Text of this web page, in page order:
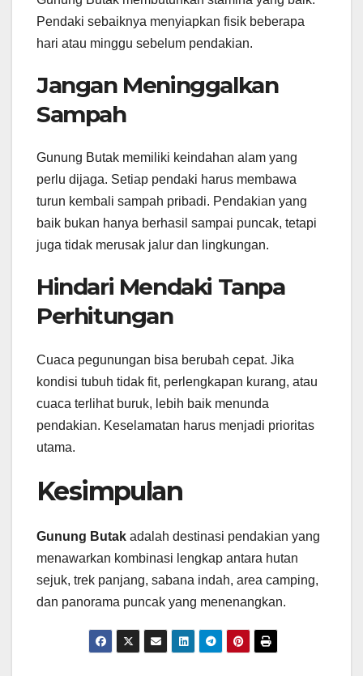
Pendaki sebaiknya menyiapkan fisik beberapa
hari atau minggu sebelum pendakian.
Jangan Meninggalkan
Sampah
Gunung Butak memiliki keindahan alam yang
perlu dijaga. Setiap pendaki harus membawa
turun kembali sampah pribadi. Pendakian yang
baik bukan hanya berhasil sampai puncak, tetapi
juga tidak merusak jalur dan lingkungan.
Hindari Mendaki Tanpa
Perhitungan
Cuaca pegunungan bisa berubah cepat. Jika
kondisi tubuh tidak fit, perlengkapan kurang, atau
cuaca terlihat buruk, lebih baik menunda
pendakian. Keselamatan harus menjadi prioritas
utama.
Kesimpulan
Gunung Butak adalah destinasi pendakian yang
menawarkan kombinasi lengkap antara hutan
sejuk, trek panjang, sabana indah, area camping,
dan panorama puncak yang menenangkan.